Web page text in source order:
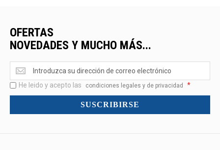
OFERTAS
NOVEDADES Y MUCHO MÁS...
Ofertas
<br>Novedades
y
mucho
He leido y acepto las condiciones legales y de privacidad *
SUSCRIBIRSE